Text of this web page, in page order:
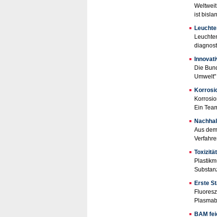
ist
Die
Ein
Aus
Erste
BAM